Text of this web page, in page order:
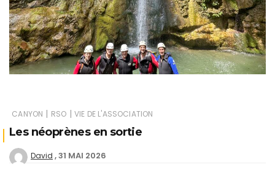
CANYON | RSO | VIE DE L'ASSOCIATION
Les néoprènes en sortie
David 31 MAI 2026